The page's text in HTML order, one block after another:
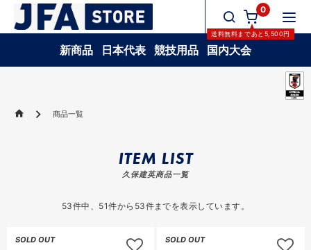
0
送料無料まであと 5,500円
新商品 日本代表 競技用品 国内大会
商品一覧
ITEM LIST
久保建英商品一覧
53件中、 51件から 53件までを表示しています。
SOLD OUT SOLD OUT